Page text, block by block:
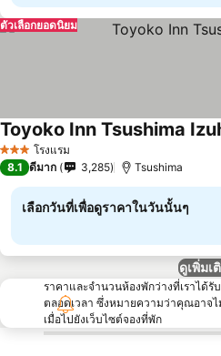
ตัวเลือกยอดนิยม
3 ดาว โรงแรม
Toyoko Inn Tsushima
8.1 ดีมาก 3,285 Tsushima
เลือกวันที่เพื่อดูราคาในวันนั้นๆ
ดูเพิ่มเ
ราคาและจำนวนห้องพักว่างที่เราได้รั
ตลอดเวลา ซึ่งหมายความว่าคุณอาจ
เมื่อไปยังเว็บไซต์จองที่พัก